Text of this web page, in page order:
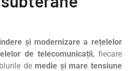
și modernizare a rețelelor
de telecomunicații, fiecare
de medie și mare tensiune